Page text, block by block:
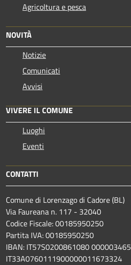
Agricoltura e pesca
NOVITÀ
Notizie
Comunicati
Avvisi
VIVERE IL COMUNE
Luoghi
Eventi
CONTATTI
Comune di Lorenzago di Cadore (BL)
Via Faureana n. 117 - 32040
Codice Fiscale: 00185950250
Partita IVA: 00185950250
IBAN: IT57S0200861080 000003465
IT33A0760111900000011673324